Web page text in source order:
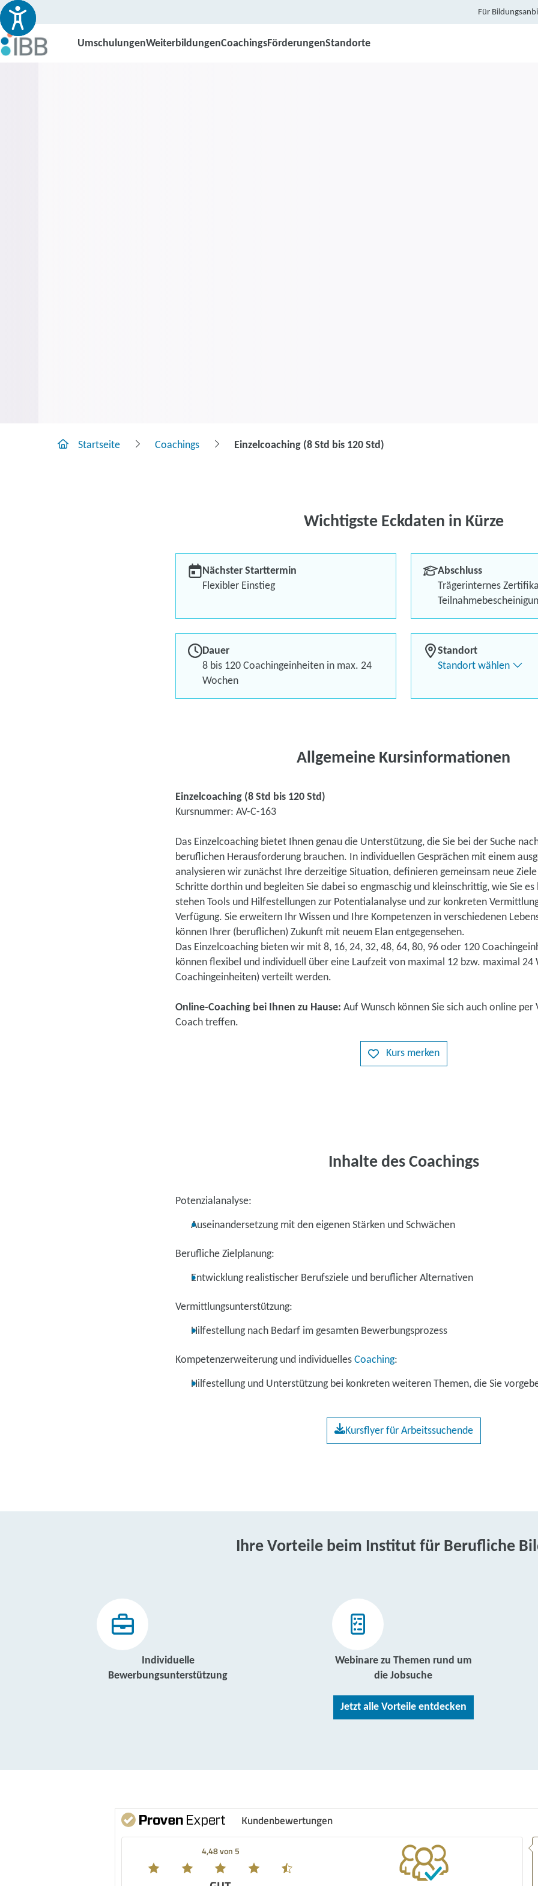
Für
UmschulungenWeiterbildungenCoachingsFörderungenStandorte
Kostenlos mit Förder-
Startseite Coachings Einzelcoaching (8 Std bis 120 Std)
Wichtigste Eckdaten in Kürze
Nächster Starttermin
Flexibler Einstieg
Abschluss
Trägerinternes
Dauer
8 bis 120 Coachingeinheiten in max. 24
Wochen
Standort
Standort wählen
Allgemeine Kursinformationen
Einzelcoaching (8 Std bis 120 Std)
Kursnummer: AV-C-163
Das Einzelcoaching bietet Ihnen genau die Unterstützung, die Sie bei der Suche
beruflichen Herausforderung brauchen. In individuellen Gesprächen mit einem
analysieren wir zunächst Ihre derzeitige Situation, definieren gemeinsam neue
Schritte dorthin und begleiten Sie dabei so engmaschig und kleinschrittig, wie Sie
stehen Tools und Hilfestellungen zur Potentialanalyse und zur konkreten
Verfügung. Sie erweitern Ihr Wissen und Ihre Kompetenzen in verschiedenen
können Ihrer (beruflichen) Zukunft mit neuem Elan entgegensehen.
Das Einzelcoaching bieten wir mit 8, 16, 24, 32, 48, 64, 80, 96 oder 120
können flexibel und individuell über eine Laufzeit von maximal 12 bzw. maximal 24
Coachingeinheiten) verteilt werden.
Online-Coaching bei Ihnen zu Hause: Auf Wunsch können Sie sich auch online
Coach treffen.
Kurs merken
Inhalte des Coachings
Potenzialanalyse:
Auseinandersetzung mit den eigenen Stärken und Schwächen
Berufliche Zielplanung:
Entwicklung realistischer Berufsziele und beruflicher Alternativen
Vermittlungsunterstützung:
Hilfestellung nach Bedarf im gesamten Bewerbungsprozess
Kompetenzerweiterung und individuelles Coaching:
Hilfestellung und Unterstützung bei konkreten weiteren Themen, die Sie
Kursflyer für Arbeitssuchende
Ihre Vorteile beim Institut für Berufliche
Individuelle
Bewerbungsunterstützung
Webinare zu Themen rund um
die Jobsuche
Jetzt alle Vorteile entdecken
Kundenbewertungen
4,48 von 5